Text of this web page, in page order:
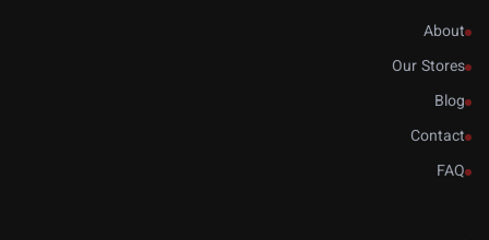
About
Our Stores
Blog
Contact
FAQ